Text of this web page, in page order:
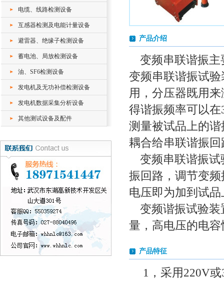
电缆、线路检测设备
互感器检测及电能计量设备
避雷器、绝缘子检测设备
蓄电池、局放检测设备
油、SF6检测设备
发电机及无功补偿检测设备
发电机数据采集分析设备
其他测试设备及配件
产品介绍
变频串联谐振
变频串联谐振试
用，分压器既用
得谐振频率可以
测量被试品上的
耦合给串联谐振
变频串联谐振
振回路，调节变
电压即为加到试
变频谐振试验
量，高电压的电
产品特征
1，采用220V